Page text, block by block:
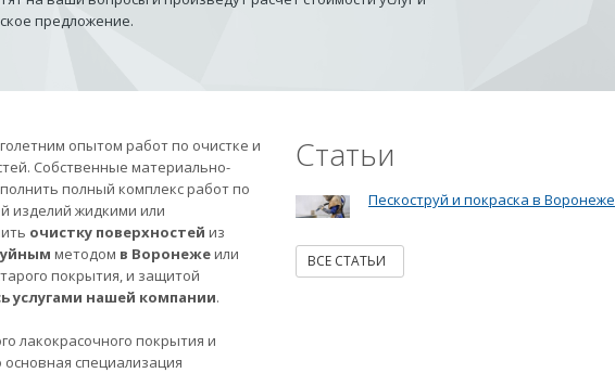
предложение.
опытом работ по очистке и
Собственные материально-
полный комплекс работ по
изделий жидкими или
очистку поверхностей из
методом в Воронежеили
покрытия, и защитой
услугами нашей компании.
лакокрасочного покрытия и
специализация
Статьи
Пескоструй и покраска в Воронеже
ВСЕ СТАТЬИ